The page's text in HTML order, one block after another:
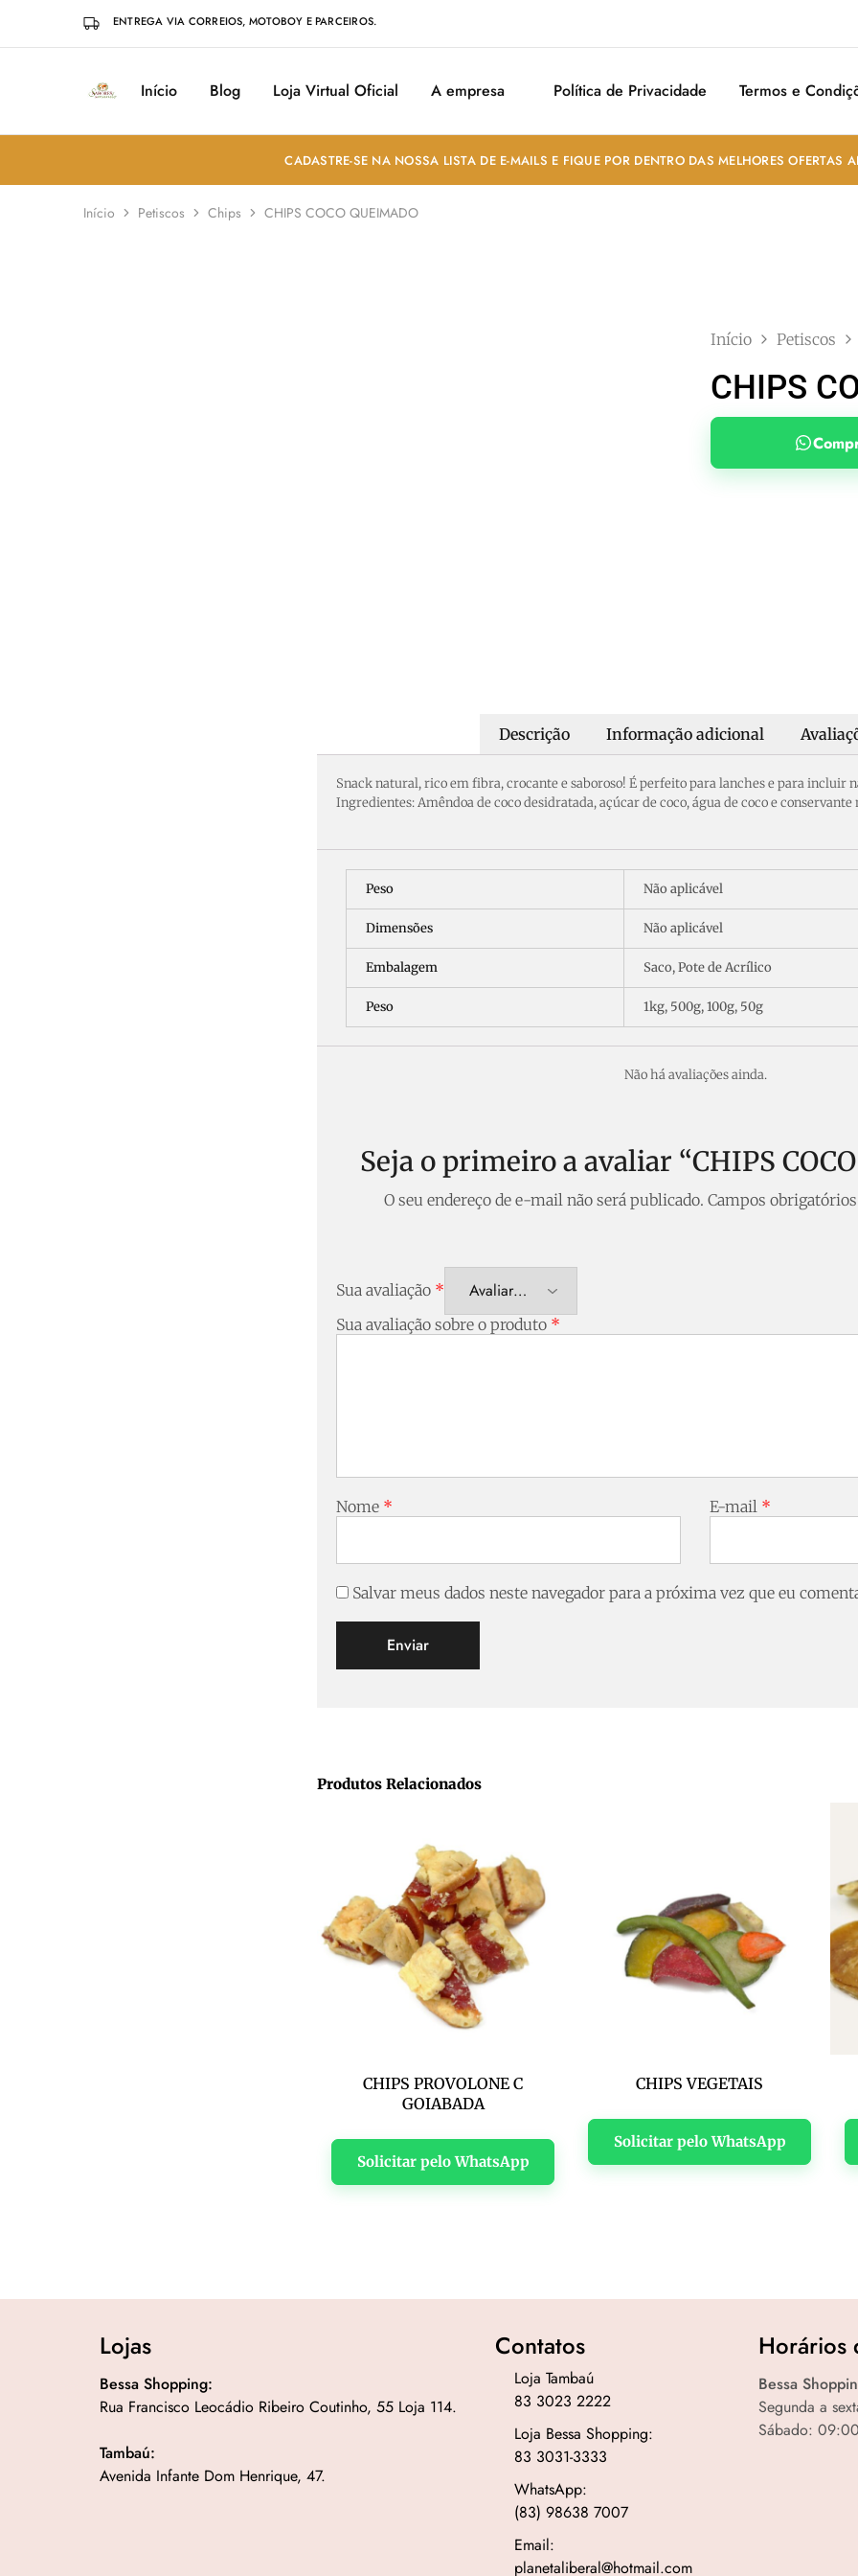
ENTREGA VIA CORREIOS, MOTOBOY E PARCEIROS.
Sabores
Sua
Temperos
em
João
Pessoa
Início Blog Loja Virtual Oficial A empresa Política de Privacidade Termos e
CADASTRE-SE NA NOSSA LISTA DE E-MAILS E FIQUE POR DENTRO DAS MELHORES OFERTAS
Início Petiscos Chips CHIPS COCO QUEIMADO
Início Petiscos
CHIPS
Descrição Informação adicional
Snack natural, rico em fibra, crocante e saboroso! É perfeito para lanches e para incluir
Ingredientes: Amêndoa de coco desidratada, açúcar de coco, água de coco e
Peso Não aplicável
Dimensões Não aplicável
Embalagem Saco, Pote de Acrílico
Peso 1kg, 500g, 100g, 50g
Não há avaliações ainda.
Seja o primeiro a avaliar “CHIPS
O seu endereço de e-mail não será publicado. Campos
Sua avaliação *
Sua avaliação sobre o produto *
Nome * E-mail *
Salvar meus dados neste navegador para a próxima vez que eu
Produtos Relacionados
CHIPS PROVOLONE C
GOIABADA
Solicitar pelo WhatsApp
CHIPS VEGETAIS
Solicitar pelo WhatsApp
Lojas
Bessa Shopping:
Rua Francisco Leocádio Ribeiro Coutinho, 55 Loja 114.
Tambaú:
Avenida Infante Dom Henrique, 47.
Contatos
Loja Tambaú
83 3023 2222
Loja Bessa Shopping:
83 3031-3333
WhatsApp:
(83) 98638 7007
Email:
planetaliberal@hotmail.com
Horários
Bessa
Segunda a
Sábado: